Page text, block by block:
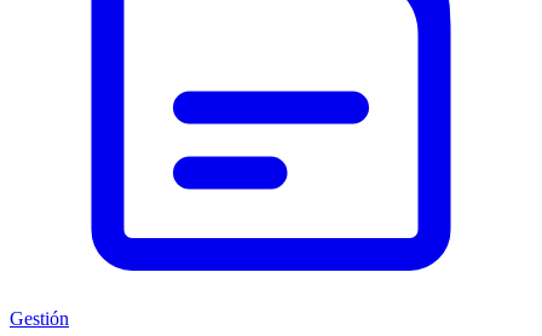
Gestión